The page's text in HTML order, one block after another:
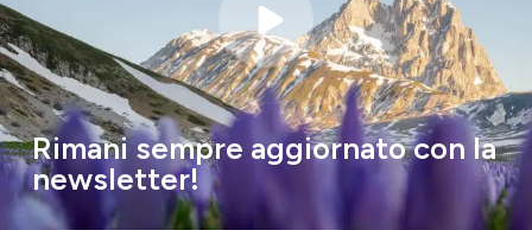
Rimani sempre aggiornato con la
newsletter!